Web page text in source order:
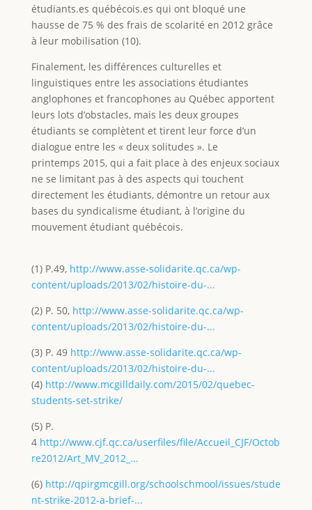
étudiants.es québécois.es qui ont bloqué une
hausse de 75 % des frais de scolarité en 2012 grâce
à leur mobilisation (10).
Finalement, les différences culturelles et
linguistiques entre les associations étudiantes
anglophones et francophones au Québec apportent
leurs lots d’obstacles, mais les deux groupes
étudiants se complètent et tirent leur force d’un
dialogue entre les « deux solitudes ». Le
printemps 2015, qui a fait place à des enjeux sociaux
ne se limitant pas à des aspects qui touchent
directement les étudiants, démontre un retour aux
bases du syndicalisme étudiant, à l’origine du
mouvement étudiant québécois.
(1) P.49, http://www.asse-solidarite.qc.ca/wp-
content/uploads/2013/02/histoire-du-...
(2) P. 50, http://www.asse-solidarite.qc.ca/wp-
content/uploads/2013/02/histoire-du-...
(3) P. 49 http://www.asse-solidarite.qc.ca/wp-
content/uploads/2013/02/histoire-du-...
(4) http://www.mcgilldaily.com/2015/02/quebec-
students-set-strike/
(5) P.
4 http://www.cjf.qc.ca/userfiles/file/Accueil_CJF/Octob
re2012/Art_MV_2012_...
(6) http://qpirgmcgill.org/schoolschmool/issues/stude
nt-strike-2012-a-brief-...